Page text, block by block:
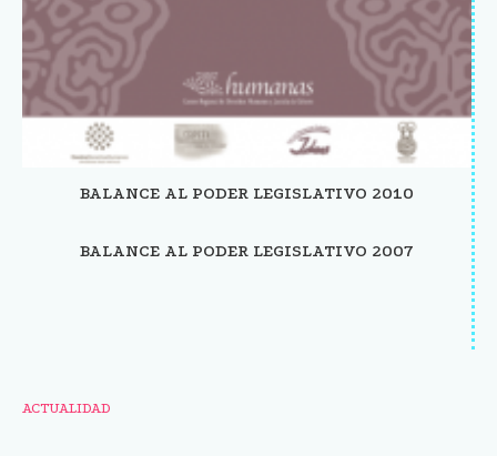
BALANCE AL PODER LEGISLATIVO 2010
BALANCE AL PODER LEGISLATIVO 2007
ACTUALIDAD